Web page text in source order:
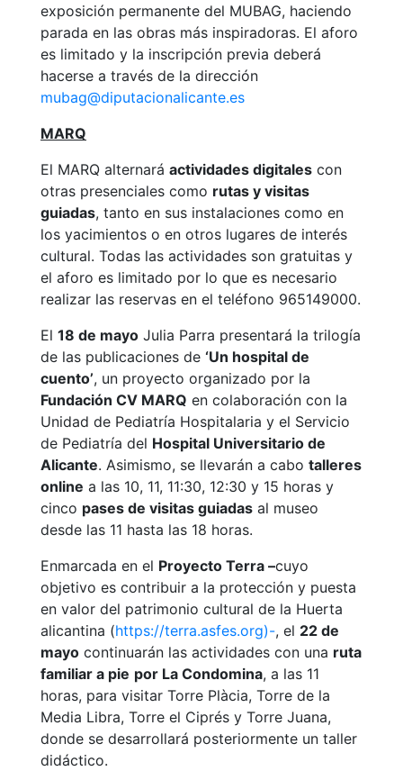
exposición permanente del MUBAG, haciendo
parada en las obras más inspiradoras. El aforo
es limitado y la inscripción previa deberá
hacerse a través de la dirección
mubag@diputacionalicante.es
MARQ
El MARQ alternará actividades digitales con
otras presenciales como rutas y visitas
guiadas, tanto en sus instalaciones como en
los yacimientos o en otros lugares de interés
cultural. Todas las actividades son gratuitas y
el aforo es limitado por lo que es necesario
realizar las reservas en el teléfono 965149000.
El 18 de mayo Julia Parra presentará la trilogía
de las publicaciones de ‘Un hospital de
cuento’, un proyecto organizado por la
Fundación CV MARQ en colaboración con la
Unidad de Pediatría Hospitalaria y el Servicio
de Pediatría del Hospital Universitario de
Alicante. Asimismo, se llevarán a cabo talleres
online a las 10, 11, 11:30, 12:30 y 15 horas y
cinco pases de visitas guiadas al museo
desde las 11 hasta las 18 horas.
Enmarcada en el Proyecto Terra –cuyo
objetivo es contribuir a la protección y puesta
en valor del patrimonio cultural de la Huerta
alicantina (https://terra.asfes.org)-, el 22 de
mayo continuarán las actividades con una ruta
familiar a pie por La Condomina, a las 11
horas, para visitar Torre Plàcia, Torre de la
Media Libra, Torre el Ciprés y Torre Juana,
donde se desarrollará posteriormente un taller
didáctico.